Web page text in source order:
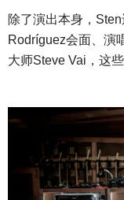
除了演出本身，
Rodríguez会面、演
大师Steve Vai，这